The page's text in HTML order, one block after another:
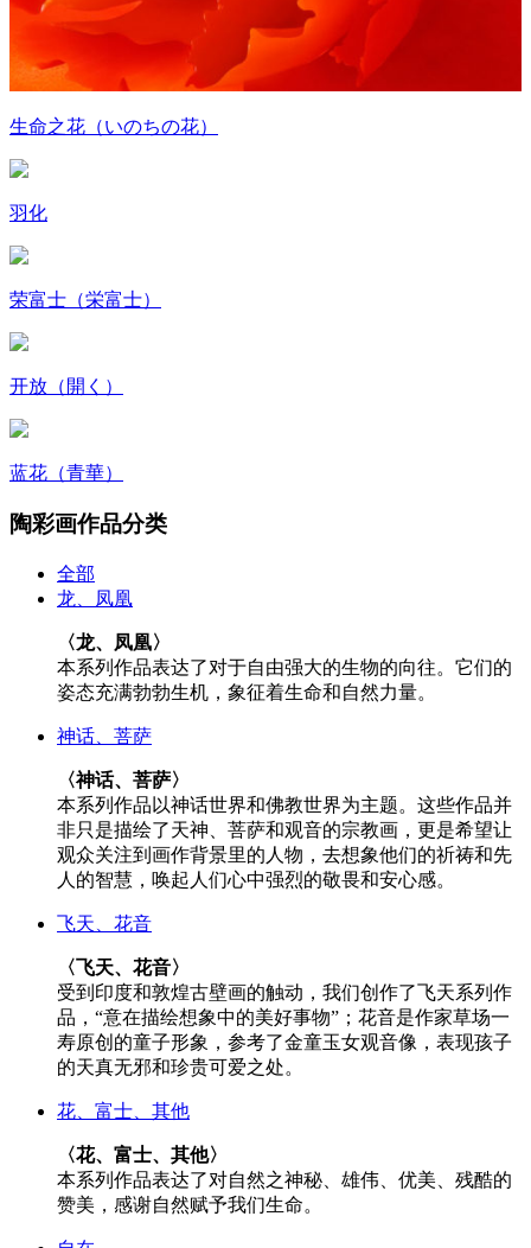
生命之花（いのちの花）
羽化
荣富士（栄富士）
开放（開く）
蓝花（青華）
陶彩画作品分类
全部
龙、凤凰
〈龙、凤凰〉
本系列作品表达了对于自由强大的生物的向往。它们的
姿态充满勃勃生机，象征着生命和自然力量。
神话、菩萨
〈神话、菩萨〉
本系列作品以神话世界和佛教世界为主题。这些作品并
非只是描绘了天神、菩萨和观音的宗教画，更是希望让
观众关注到画作背景里的人物，去想象他们的祈祷和先
人的智慧，唤起人们心中强烈的敬畏和安心感。
飞天、花音
〈飞天、花音〉
受到印度和敦煌古壁画的触动，我们创作了飞天系列作
品，“意在描绘想象中的美好事物”；花音是作家草场一
寿原创的童子形象，参考了金童玉女观音像，表现孩子
的天真无邪和珍贵可爱之处。
花、富士、其他
〈花、富士、其他〉
本系列作品表达了对自然之神秘、雄伟、优美、残酷的
赞美，感谢自然赋予我们生命。